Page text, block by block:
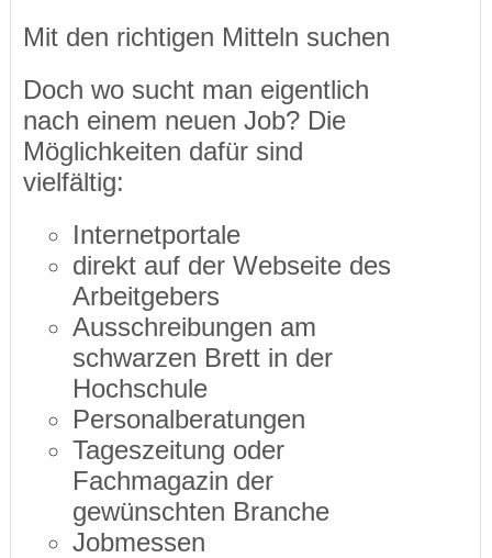
Mit den richtigen Mitteln suchen
Doch wo sucht man eigentlich
nach einem neuen Job? Die
Möglichkeiten dafür sind
vielfältig:
Internetportale
direkt auf der Webseite des
Arbeitgebers
Ausschreibungen am
schwarzen Brett in der
Hochschule
Personalberatungen
Tageszeitung oder
Fachmagazin der
gewünschten Branche
Jobmessen